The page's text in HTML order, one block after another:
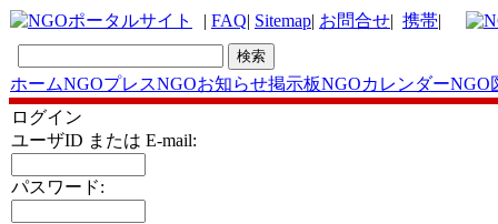
| FAQ| Sitemap| お問合せ| 携帯|
ホームNGOプレスNGOお知らせ掲示板NGOカレンダーNGO
ログイン
ユーザID または E-mail:
パスワード: